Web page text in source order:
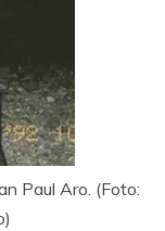
Paul Aro. (Foto: